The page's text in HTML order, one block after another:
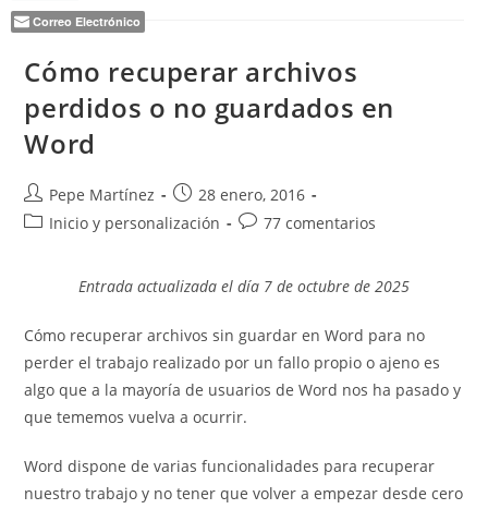
Escribir
Cómo recuperar archivos
perdidos o no guardados en
Word
Autor
de
Pepe Martínez
Publicación
de
28 enero, 2016
Categoría
entrada:
Inicio y personalización
Comentarios
entrada:
77 comentarios
Entrada actualizada el día 7 de octubre de 2025
Cómo recuperar archivos sin guardar en Word para no
perder el trabajo realizado por un fallo propio o ajeno es
algo que a la mayoría de usuarios de Word nos ha pasado y
que tememos vuelva a ocurrir.
Word dispone de varias funcionalidades para recuperar
nuestro trabajo y no tener que volver a empezar desde cero
Correo Electrónico